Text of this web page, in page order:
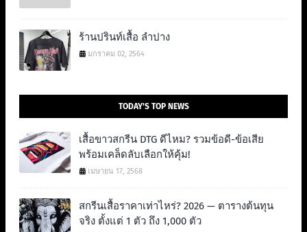
ร้านปรินท์เสื้อ ลำปาง
มกราคม 02, 2564
TODAY'S TOP NEWS
เสื้อขาวสกรีน DTG ดีไหม? รวมข้อดี-ข้อเสีย
พร้อมเคล็ดลับเลือกให้คุ้ม!
เมษายน 17, 2568
สกรีนเสื้อราคาเท่าไหร่? 2026 — ตารางต้นทุน
จริง ตั้งแต่ 1 ตัว ถึง 1,000 ตัว